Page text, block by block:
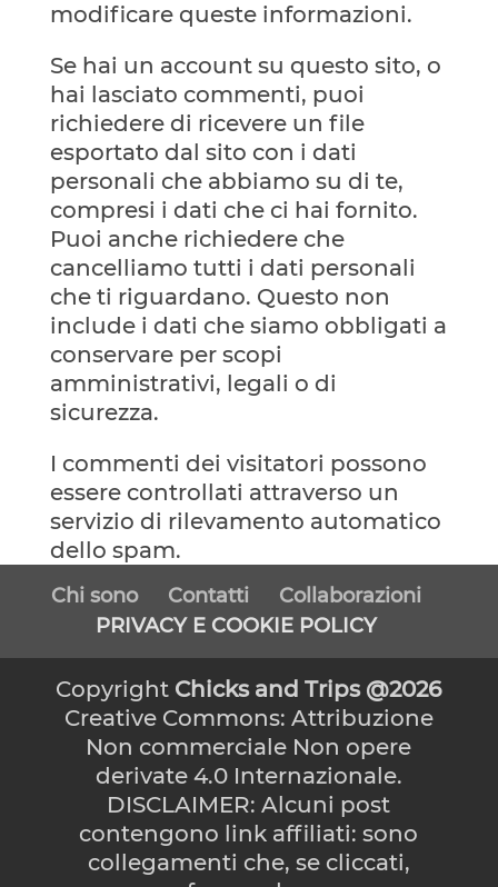
modificare queste informazioni.
Se hai un account su questo sito, o
hai lasciato commenti, puoi
richiedere di ricevere un file
esportato dal sito con i dati
personali che abbiamo su di te,
compresi i dati che ci hai fornito.
Puoi anche richiedere che
cancelliamo tutti i dati personali
che ti riguardano. Questo non
include i dati che siamo obbligati a
conservare per scopi
amministrativi, legali o di
sicurezza.
I commenti dei visitatori possono
essere controllati attraverso un
servizio di rilevamento automatico
dello spam.
Chi sono Contatti
Collaborazioni
PRIVACY E COOKIE POLICY
Copyright Chicks and Trips @2026
Creative Commons: Attribuzione
Non commerciale Non opere
derivate 4.0 Internazionale.
DISCLAIMER: Alcuni post
contengono link affiliati: sono
collegamenti che, se cliccati,